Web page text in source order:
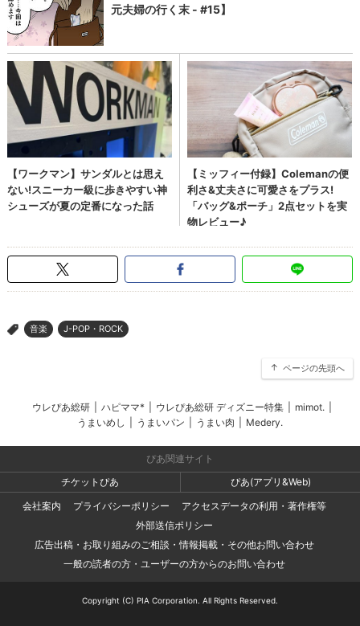
> 音楽 J-POP・ROCK
ページの先頭へ
ウレぴあ総研 ハピママ* ウレぴあ総研 ディズニー特集 mimot.
うまいめし
うまいパン うまい肉 Medery.
ぴあ関連サイト
チケットぴあ
ぴあ(アプリ&Web)
会社案内
プライバシーポリシー
アクセスデータの利用・著作権等
外部送信ポリシー
広告出稿・お取り組みのご相談・情報掲載・その他お問い合わせ
一般の読者の方・ユーザーの方からのお問い合わせ
Copyright (C) PIA Corporation. All Rights Reserved.